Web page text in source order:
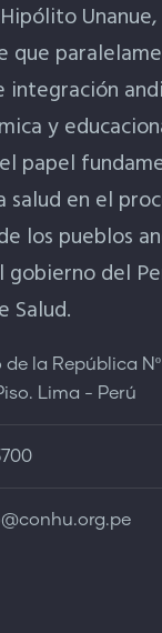
que
integración
y
papel
salud en el
los pueblos
del
Salud.
de la República
Lima - Perú